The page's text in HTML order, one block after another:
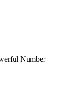
Number